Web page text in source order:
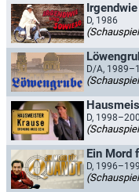
D, 1986
D/A,
D,
Ein Mord
D,